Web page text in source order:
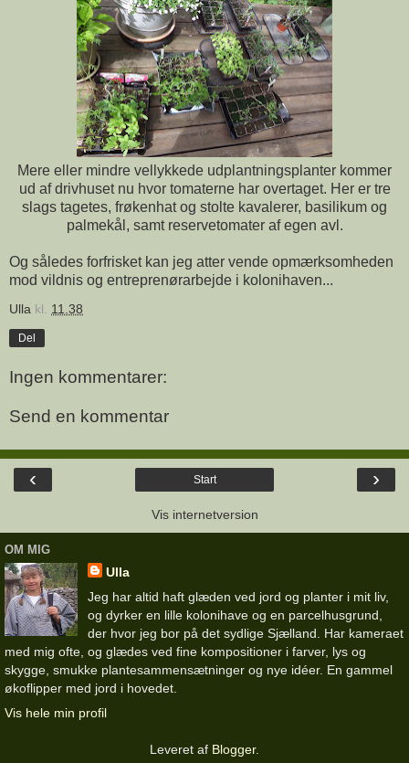
Mere eller mindre vellykkede udplantningsplanter kommer
ud af drivhuset nu hvor tomaterne har overtaget. Her er tre
slags tagetes, frøkenhat og stolte kavalerer, basilikum og
palmekål, samt reservetomater af egen avl.
Og således forfrisket kan jeg atter vende opmærksomheden
mod vildnis og entreprenørarbejde i kolonihaven...
Ulla kl. 11.38
Del
Ingen kommentarer:
Send en kommentar
‹ ›
Start
Vis internetversion
OM MIG
Ulla
Jeg har altid haft glæden ved jord og planter i mit liv,
og dyrker en lille kolonihave og en parcelhusgrund,
der hvor jeg bor på det sydlige Sjælland. Har kameraet
med mig ofte, og glædes ved fine kompositioner i farver, lys og
skygge, smukke plantesammensætninger og nye idéer. En gammel
økoflipper med jord i hovedet.
Vis hele min profil
Leveret af Blogger.